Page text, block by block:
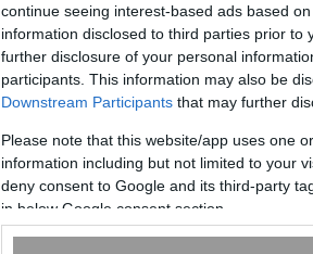
continue seeing interest-based ads based
information disclosed to third parties prior
further disclosure of your personal
participants. This information may also be
Downstream Participants that may further
Please note that this website/app uses one
information including but not limited to your
deny consent to Google and its third-party
in below Google consent section.